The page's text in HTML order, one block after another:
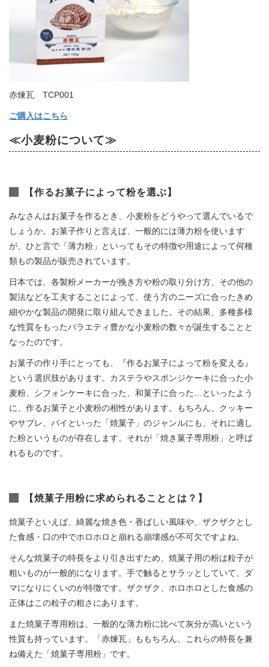
赤煉瓦 TCP001
ご購入はこちら
≪小麦粉について≫
【作るお菓子によって粉を選ぶ】
みなさんはお菓子を作るとき、小麦粉をどうやって選んでいるで
しょうか。お菓子作りと言えば、一般的には薄力粉を使います
が、ひと言で「薄力粉」といってもその特徴や用途によって何種
類もの製品が販売されています。
日本では、各製粉メーカーが挽き方や粉の取り分け方、その他の
製法などを工夫することによって、使う方のニーズに合ったきめ
細やかな製品の開発に取り組んできました。その結果、多種多様
な性質をもったバラエティ豊かな小麦粉の数々が誕生することと
なったのです。
お菓子の作り手にとっても、『作るお菓子によって粉を変える』
という選択肢があります。カステラやスポンジケーキに合った小
麦粉、シフォンケーキに合った、和菓子に合った…といったよう
に、作るお菓子と小麦粉の相性があります。もちろん、クッキー
やサブレ、パイといった「焼菓子」のジャンルにも、それに適し
た粉というものが存在します。それが「焼き菓子専用粉」と呼ば
れるものです。
【焼菓子用粉に求められることとは？】
焼菓子といえば、綺麗な焼き色・香ばしい風味や、ザクザクとし
た食感・口の中でホロホロと崩れる崩壊感が不可欠ですよね。
そんな焼菓子の特長をより引き出すため、焼菓子用の粉は粒子が
粗いものが一般的になります。手で触るとサラッとしていて、ダ
マになりにくいのが特徴です。ザクザク、ホロホロとした食感の
正体はこの粒子の粗さにあります。
また焼菓子専用粉は、一般的な薄力粉に比べて灰分が高いという
性質も持っています。「赤煉瓦」ももちろん、これらの特長を兼
ね備えた「焼菓子専用粉」です。